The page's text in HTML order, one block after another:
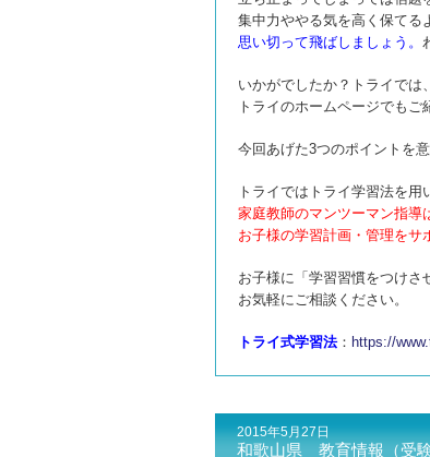
集中力ややる気を高く保てる
思い切って飛ばしましょう。
いかがでしたか？トライでは
トライのホームページでもご
今回あげた3つのポイントを
トライではトライ学習法を用
家庭教師のマンツーマン指導
お子様の学習計画・管理をサ
お子様に「学習習慣をつけさ
お気軽にご相談ください。
トライ式学習法： https://
2015年5月27日
和歌山県 教育情報（受験